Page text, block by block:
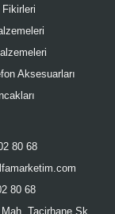
Aksesuarları
80 68
80 68
Tacirhane Sk.